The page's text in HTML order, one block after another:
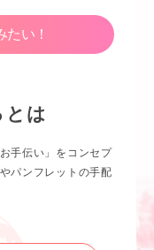
い！
とは
手伝い」をコンセプ
パンフレットの手配